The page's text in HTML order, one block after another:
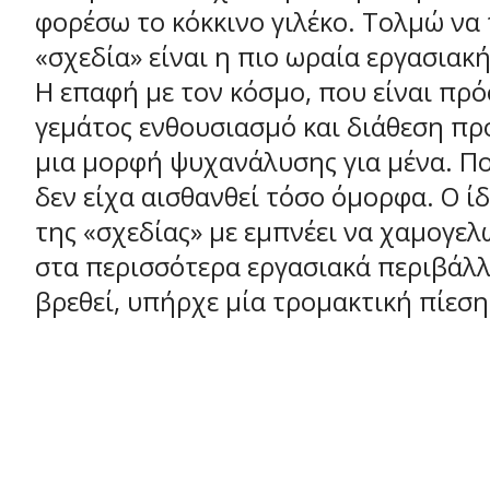
φορέσω το κόκκινο γιλέκο. Τολμώ
«σχεδία» είναι η πιο ωραία
Η επαφή με τον κόσμο, που είναι
γεμάτος ενθουσιασμό και διάθεση
μια μορφή ψυχανάλυσης για μένα.
δεν είχα αισθανθεί τόσο όμορφα. Ο
της «σχεδίας» με εμπνέει να
στα περισσότερα εργασιακά
βρεθεί, υπήρχε μία τρομακτική